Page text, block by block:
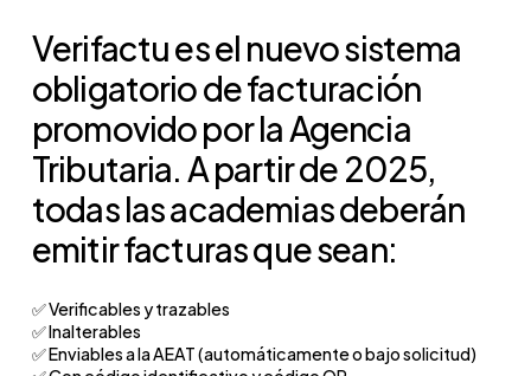
Verifactu es el nuevo sistema
obligatorio de facturación
promovido por la Agencia
Tributaria. A partir de 2025,
todas las academias deberán
emitir facturas que sean:
✅ Verificables y trazables
✅ Inalterables
✅ Enviables a la AEAT (automáticamente o bajo solicitud)